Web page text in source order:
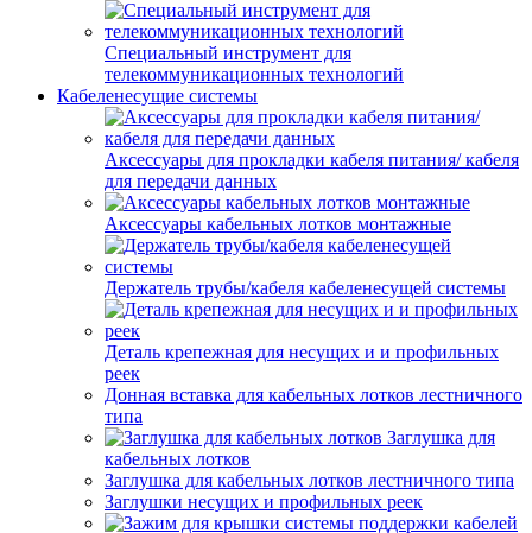
Специальный инструмент для
телекоммуникационных технологий
Кабеленесущие системы
Аксессуары для прокладки кабеля питания/ кабеля
для передачи данных
Аксессуары кабельных лотков монтажные
Держатель трубы/кабеля кабеленесущей системы
Деталь крепежная для несущих и и профильных
реек
Донная вставка для кабельных лотков лестничного
типа
Заглушка для
кабельных лотков
Заглушка для кабельных лотков лестничного типа
Заглушки несущих и профильных реек